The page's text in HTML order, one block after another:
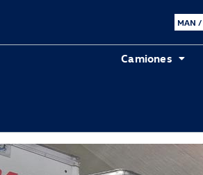
MAN
Camiones